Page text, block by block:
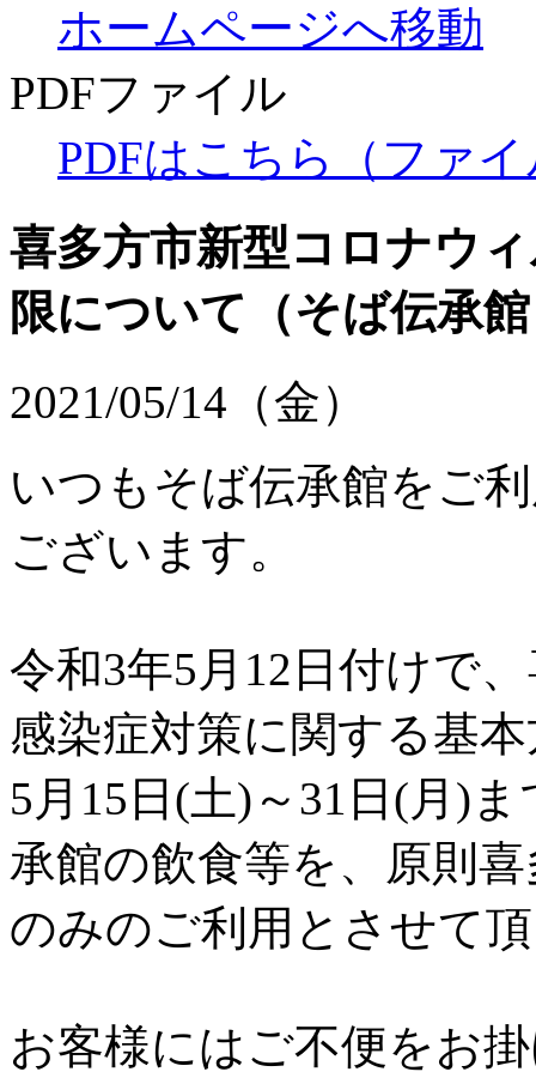
ホームページへ移動
PDFファイル
PDFはこちら（ファ
喜多方市新型コロナウ
限について （そば伝承
2021/05/14（金）
いつもそば伝承館をご
ございます。
令和3年5月12日付けで
感染症対策に関する基
5月15日(土)～31日(月)
承館の飲食等を、原則
のみのご利用とさせて
お客様にはご不便をお